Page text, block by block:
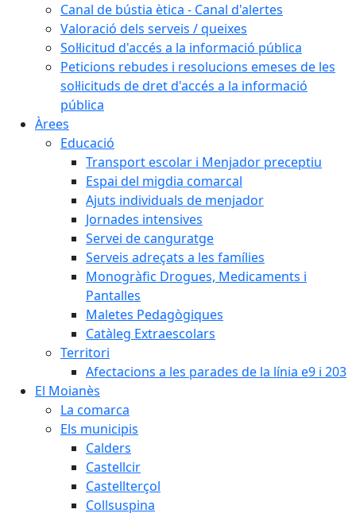
Canal de bústia ètica - Canal d'alertes
Valoració dels serveis / queixes
Sol·licitud d'accés a la informació pública
Peticions rebudes i resolucions emeses de les
sol·licituds de dret d'accés a la informació
pública
Àrees
Educació
Transport escolar i Menjador preceptiu
Espai del migdia comarcal
Ajuts individuals de menjador
Jornades intensives
Servei de canguratge
Serveis adreçats a les famílies
Monogràfic Drogues, Medicaments i
Pantalles
Maletes Pedagògiques
Catàleg Extraescolars
Territori
Afectacions a les parades de la línia e9 i 203
El Moianès
La comarca
Els municipis
Calders
Castellcir
Castellterçol
Collsuspina